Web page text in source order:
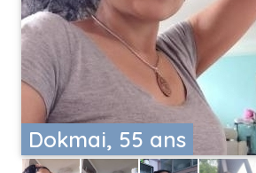
Dokmai, 55 ans